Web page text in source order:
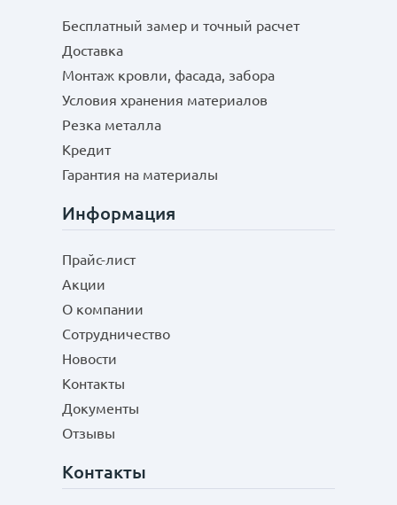
Бесплатный замер и точный расчет
Доставка
Монтаж кровли, фасада, забора
Условия хранения материалов
Резка металла
Кредит
Гарантия на материалы
Информация
Прайс-лист
Акции
О компании
Сотрудничество
Новости
Контакты
Документы
Отзывы
Контакты